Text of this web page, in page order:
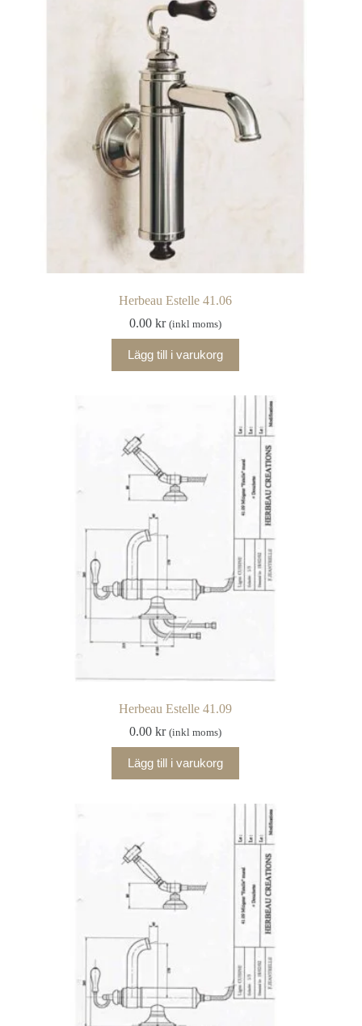
Herbeau Estelle 41.06
0.00kr (inkl moms)
Lägg till i varukorg
Herbeau Estelle 41.09
0.00kr (inkl moms)
Lägg till i varukorg